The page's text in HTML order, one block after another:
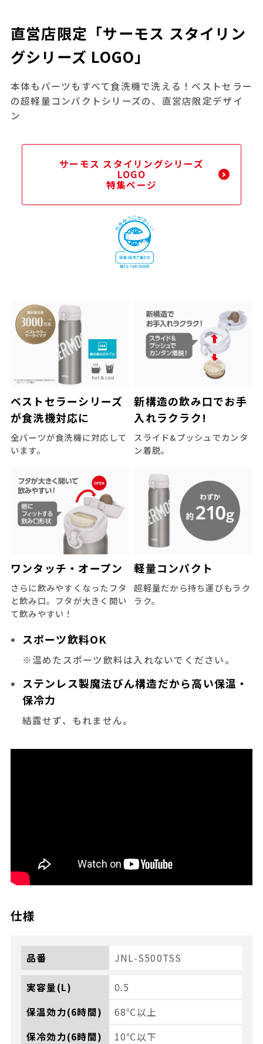
直営店限定「サーモス スタイリン
グシリーズ LOGO」
本体もパーツもすべて食洗機で洗える！ベストセラー
の超軽量コンパクトシリーズの、直営店限定デザイ
ン
サーモス スタイリングシリーズ
LOGO
特集ページ
ベストセラーシリーズ
が食洗機対応に
全パーツが食洗機に対応して
います。
新構造の飲み口でお手
入れラクラク!
スライド&プッシュでカンタ
ン着脱。
ワンタッチ・オープン
さらに飲みやすくなったフタ
と飲み口。フタが大きく開い
て飲みやすい！
軽量コンパクト
超軽量だから持ち運びもラク
ラク。
スポーツ飲料OK
※温めたスポーツ飲料は入れないでください。
ステンレス製魔法びん構造だから高い保温・
保冷力
結露せず、もれません。
仕様
品番 JNL-S500TSS
実容量(L)
0.5
保温効力(6時間)
68℃以上
保冷効力(6時間)
10℃以下